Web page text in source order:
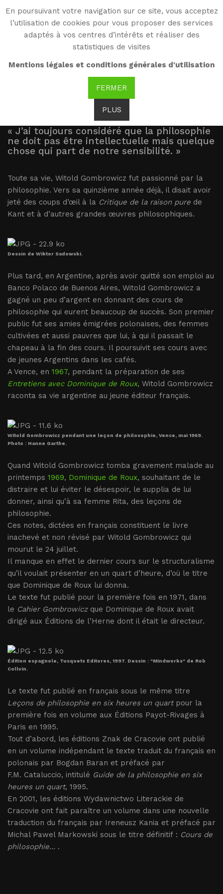
En poursuivant votre navigation sur ce site, vous acceptez
l’utilisation de cookies pour vous proposer des services
adaptés à vos centres d’intérêts et réaliser des
statistiques de visites
Mentions légales et conditions générales d'utilisation
FERMER
PLUS
WG
Witold Gombrowicz
Présentation
« J’ai toujours considéré que la philosophie
ne doit pas être intellectuelle mais quelque
chose qui part de notre sensibilité. »
Toute sa vie, Witold Gombrowicz fut passionné par la
philosophie. Vers sa quinzième année déjà, il disait avoir
jeté des coups d’œil à la Critique de la raison pure de
Kant et à d’autres grandes œuvres philosophiques.
Dessin de Wiktor Sadowski.
Plus tard, en Argentine, après avoir quitté son emploi au
Banco Polaco de Buenos Aires, Witold Gombrowicz a
gagné un peu d’argent en donnant des cours de
philosophie qui eurent beaucoup de succès. Son premier
public fut ses amies émigrées polonaises, des femmes
cultivées et aussi pauvres que lui, à qui il passait le
chapeau à la fin des cours. Il poursuivit ses cours avec
de jeunes Argentins dans les cafés.
A Vence, en 1967, pendant la préparation de ses
Entretiens avec Dominique de Roux, Witold Gombrowicz
raconta sa vie argentine au jeune éditeur français.
Witold Gombrowicz pendant une leçon de philosophie, Vence, mai 1969.
Photo : Hanne Garthe.
Quand Witold Gombrowicz tomba gravement malade au
printemps 1969, Dominique de Roux, souhaitant de le
distraire et lui éviter le désespoir, le supplia de lui
donner, ainsi qu’à sa femme Rita, des leçons de
philosophie.
Ces notes, dictées en français constituent le livre
inachevé et non révisé par Witold Gombrowicz qui
mourut le 24 juillet.
Il manque en effet le dernier cours sur le structuralisme
qu’il voulait présenter en un quart d’heure, d’où le titre
que Dominique de Roux lui donna.
Le texte fut publié pour la première fois en 1971, dans
le Cahier Gombrowiczque Dominique de Roux avait
dirigé aux Éditions de l’Herne dont il était le directeur.
Édition espagnole, Tusquets Editores, 1997. Dessin : "Mindworks" de Rob
Collvin.
Le texte fut publié en français sous le même titre
Leçons de philosophie en six heures un quartpour la
première fois en volume aux Éditions Payot-Rivages à
Paris en 1995.
Tout d’abord, les éditions Znak de Cracovie ont publié
en un volume indépendant le texte traduit du français en
polonais par Bogdan Baran et préfacé par
F.M. Cataluccio, intitulé Guide de la philosophie en six
heures un quart, 1995.
En 2001, les éditions Wydawnictwo Literackie de
Cracovie ont fait paraître un volume dans une nouvelle
traduction du français par Ireneusz Kania et préfacé par
Michal Pawel Markowski sous le titre définitif : Cours de
philosophie... .